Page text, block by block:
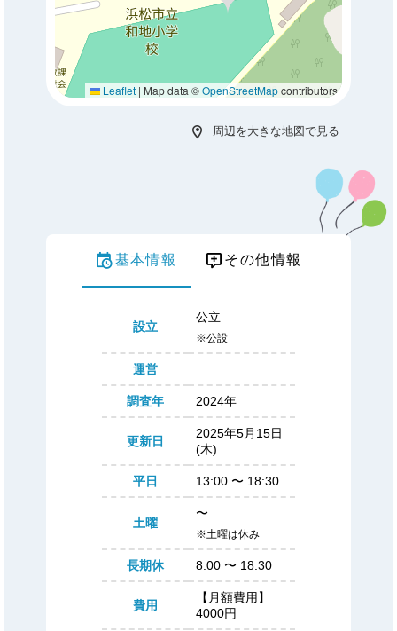
Leaflet | Map data ©OpenStreetMapcontributors
周辺を大きな地図で見る
基本情報 その他情報
設立
公立
※公設
運営
調査年 2024年
更新日
2025年5月15日
(木)
平日 13:00 〜 18:30
土曜
〜
※土曜は休み
長期休 8:00 〜 18:30
費用
【月額費用】
4000円